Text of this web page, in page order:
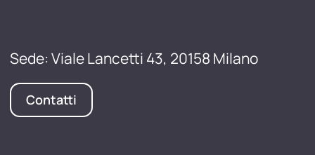
Sede: Viale Lancetti 43, 20158 Milano
Contatti